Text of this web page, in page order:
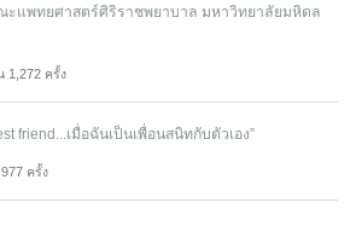
ะแพทยศาสตร์ศิริราชพยาบาล มหาวิทยาลัยมหิดล
1,272 ครั้ง
friend...เมื่อฉันเป็นเพื่อนสนิทกับตัวเอง”
ครั้ง